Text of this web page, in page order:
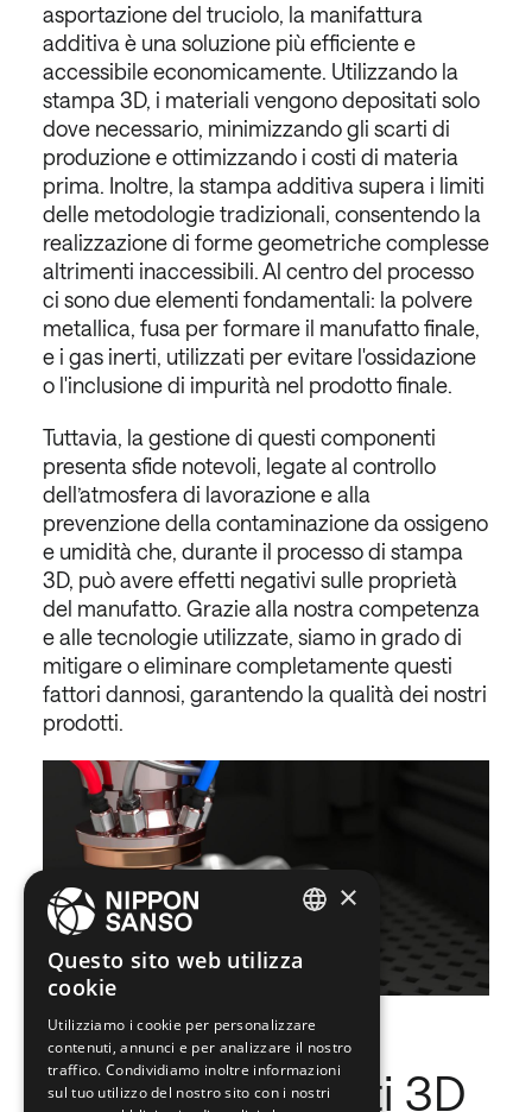
asportazione del truciolo, la manifattura
additiva è una soluzione più efficiente e
accessibile economicamente. Utilizzando la
stampa 3D, i materiali vengono depositati solo
dove necessario, minimizzando gli scarti di
produzione e ottimizzando i costi di materia
prima. Inoltre, la stampa additiva supera i limiti
delle metodologie tradizionali, consentendo la
realizzazione di forme geometriche complesse
altrimenti inaccessibili. Al centro del processo
ci sono due elementi fondamentali: la polvere
metallica, fusa per formare il manufatto finale,
e i gas inerti, utilizzati per evitare l'ossidazione
o l'inclusione di impurità nel prodotto finale.
Tuttavia, la gestione di questi componenti
presenta sfide notevoli, legate al controllo
dell’atmosfera di lavorazione e alla
prevenzione della contaminazione da ossigeno
e umidità che, durante il processo di stampa
3D, può avere effetti negativi sulle proprietà
del manufatto. Grazie alla nostra competenza
e alle tecnologie utilizzate, siamo in grado di
mitigare o eliminare completamente questi
fattori dannosi, garantendo la qualità dei nostri
prodotti.
Gamma prodotti 3D
SPANISH
FRENCH
×
Questo sito web utilizza
cookie
Utilizziamo i cookie per personalizzare
contenuti, annunci e per analizzare il nostro
traffico. Condividiamo inoltre informazioni
sul tuo utilizzo del nostro sito con i nostri